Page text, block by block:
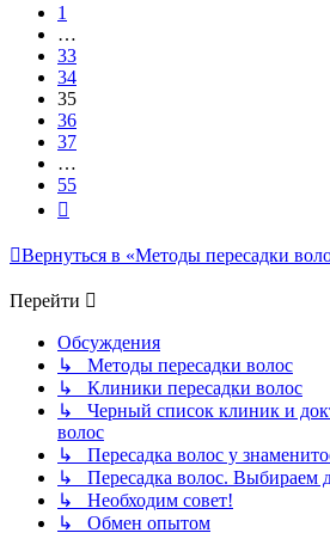
1
…
33
34
35
36
37
…
55
Вернуться в «Методы пересадки
Перейти
Обсуждения
↳ Методы пересадки волос
↳ Клиники пересадки волос
↳ Черный список клиник и
волос
↳ Пересадка волос у
↳ Пересадка волос. Выбираем
↳ Необходим совет!
↳ Обмен опытом